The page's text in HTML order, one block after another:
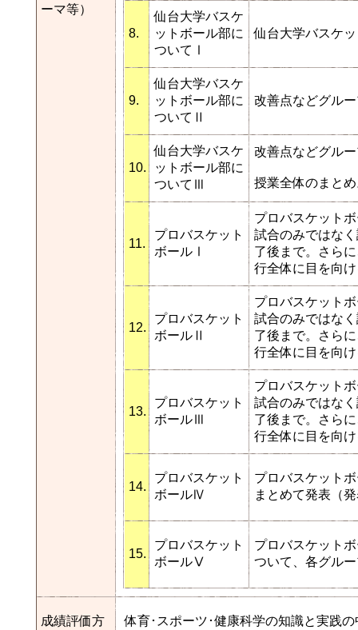
ーマ等）
8.
仙台大学バスケ
ットボール部に
ついてⅠ
仙台大学バスケ
9.
仙台大学バスケ
ットボール部に
ついてⅡ
改善点などグル
10.
仙台大学バスケ
ットボール部に
ついてⅢ
改善点などグル
授業全体のまと
11.
プロバスケット
ボールⅠ
プロバスケット
試合のみではな
了後まで。さら
行全体に目を向
12.
プロバスケット
ボールⅡ
プロバスケット
試合のみではな
了後まで。さら
行全体に目を向
13.
プロバスケット
ボールⅢ
プロバスケット
試合のみではな
了後まで。さら
行全体に目を向
14.
プロバスケット
ボールⅣ
プロバスケット
まとめて発表（
15.
プロバスケット
ボールⅤ
プロバスケット
ついて、各グル
成績評価方
体育･スポーツ･健康科学の知識と実践